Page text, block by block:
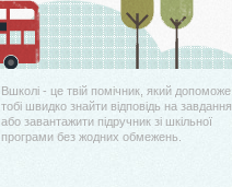
Вшколі - це твій помічник, який допоможе
тобі швидко знайти відповідь на завдання
або завантажити підручник зі шкільної
програми без жодних обмежень.